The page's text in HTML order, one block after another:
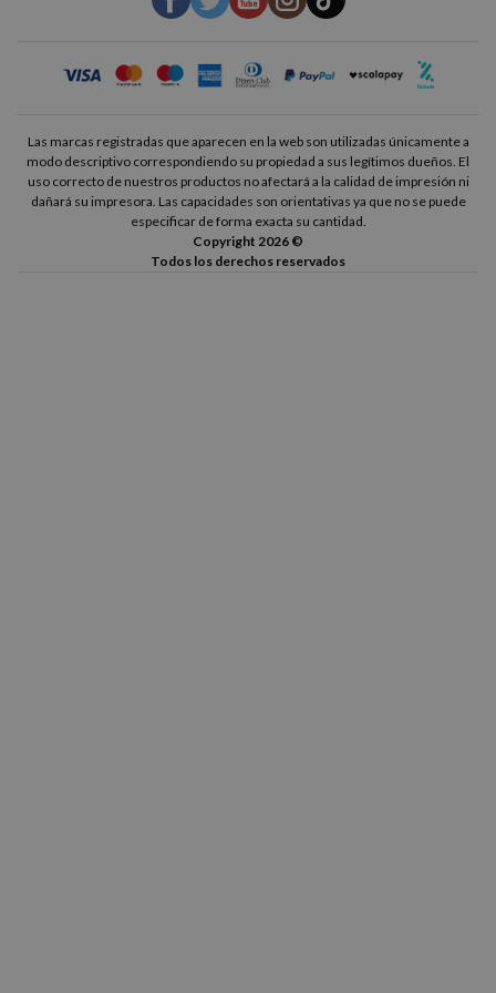
Las marcas registradas que aparecen en la web son utilizadas únicamente a
modo descriptivo correspondiendo su propiedad a sus legítimos dueños. El
uso correcto de nuestros productos no afectará a la calidad de impresión ni
dañará su impresora. Las capacidades son orientativas ya que no se puede
especificar de forma exacta su cantidad.
Copyright 2026 ©
Todos los derechos reservados